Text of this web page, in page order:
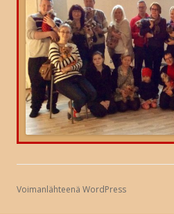
Voimanlähteenä WordPress